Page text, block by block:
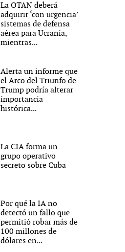
La OTAN deberá
adquirir ‘con urgencia’
sistemas de defensa
aérea para Ucrania,
mientras...
Alerta un informe que
el Arco del Triunfo de
Trump podría alterar
importancia
histórica...
La CIA forma un
grupo operativo
secreto sobre Cuba
Por qué la IA no
detectó un fallo que
permitió robar más de
100 millones de
dólares en...